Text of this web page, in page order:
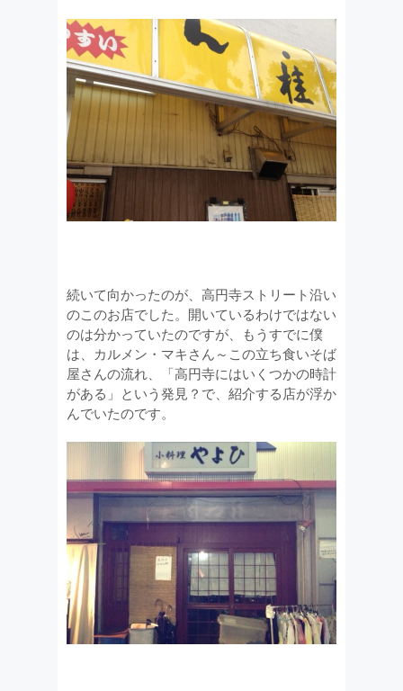
続いて向かったのが、高円寺ストリート沿い
のこのお店でした。開いているわけではない
のは分かっていたのですが、もうすでに僕
は、カルメン・マキさん～この立ち食いそば
屋さんの流れ、「高円寺にはいくつかの時計
がある」という発見？で、紹介する店が浮か
んでいたのです。